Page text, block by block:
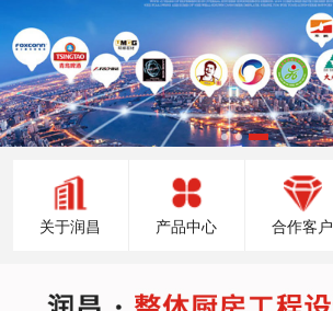
关于润昌 产品中心 合作客户